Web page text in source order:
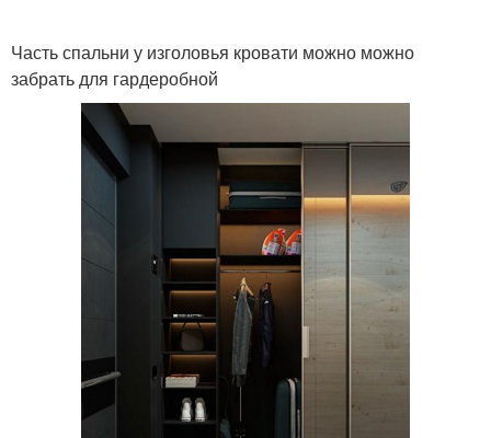
Часть спальни у изголовья кровати можно можно
забрать для гардеробной